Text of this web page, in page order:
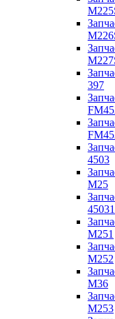
397
4503
M25
45031
M251
M252
M36
M253